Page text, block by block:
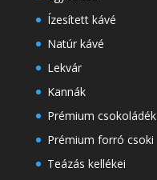
Ízesített kávé
Natúr kávé
Lekvár
Kannák
Prémium csokoládék
Prémium forró csoki
Teázás kellékei